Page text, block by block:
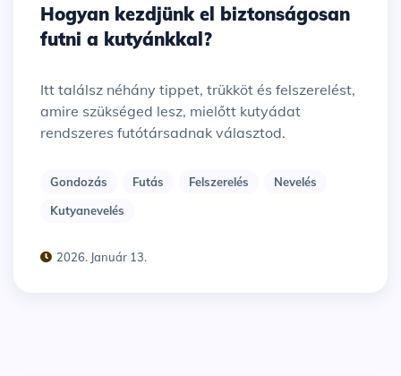
Hogyan kezdjünk el biztonságosan
futni a kutyánkkal?
Itt találsz néhány tippet, trükköt és felszerelést,
amire szükséged lesz, mielőtt kutyádat
rendszeres futótársadnak választod.
Gondozás Futás Felszerelés
Nevelés
Kutyanevelés
2026. Január 13.